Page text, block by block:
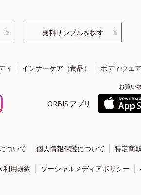
無料サンプルを探す
ィ インナーケア（食品） ボディウェア
ORBIS アプリ
お買い
ついて 個人情報保護について 特定商
利用規約 ソーシャルメディアポリシー